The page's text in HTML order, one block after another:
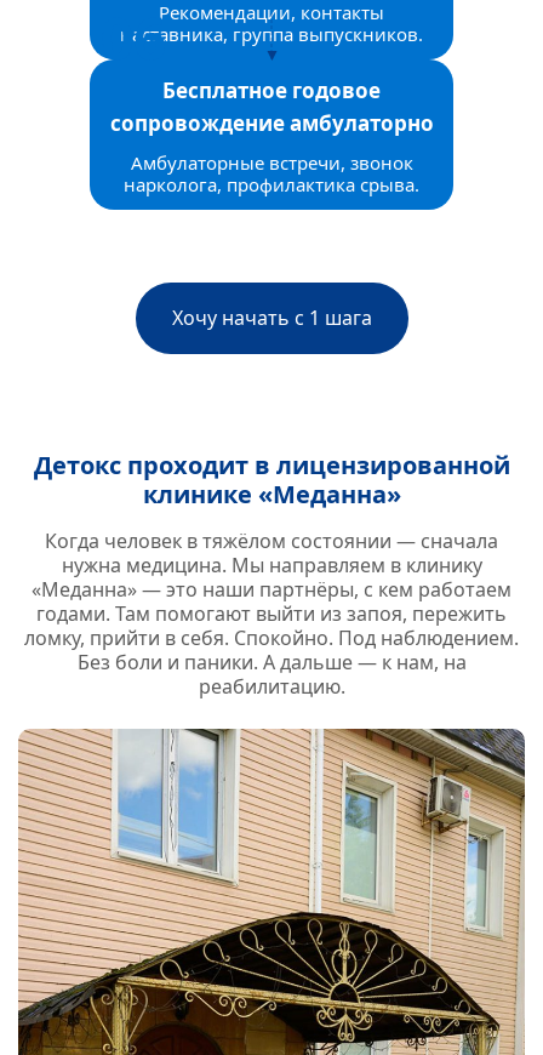
Рекомендации, контакты
наставника, группа выпускников.
Бесплатное годовое
сопровождение амбулаторно
Амбулаторные встречи, звонок
нарколога, профилактика срыва.
Хочу начать с 1 шага
Детокс проходит в лицензированной
клинике «Меданна»
Когда человек в тяжёлом состоянии — сначала
нужна медицина. Мы направляем в клинику
«Меданна» — это наши партнёры, с кем работаем
годами. Там помогают выйти из запоя, пережить
ломку, прийти в себя. Спокойно. Под наблюдением.
Без боли и паники. А дальше — к нам, на
реабилитацию.